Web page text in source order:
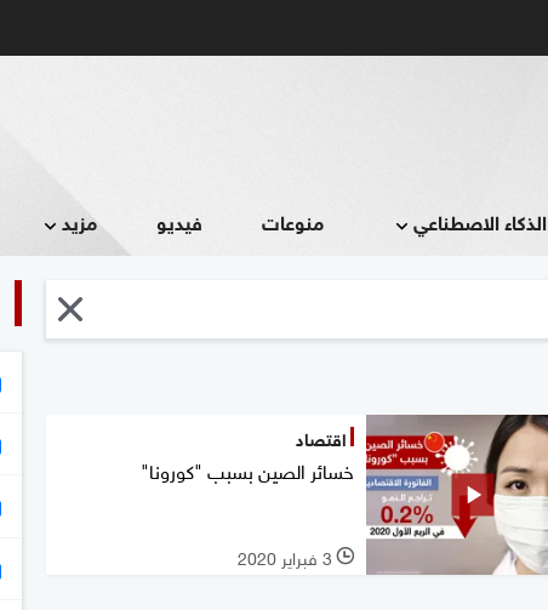
الذكاء الاصطناعي منوعات فيديو مزيد
اقتصاد
خسائر الصين بسبب "كورونا"
l 3 فبراير 2020